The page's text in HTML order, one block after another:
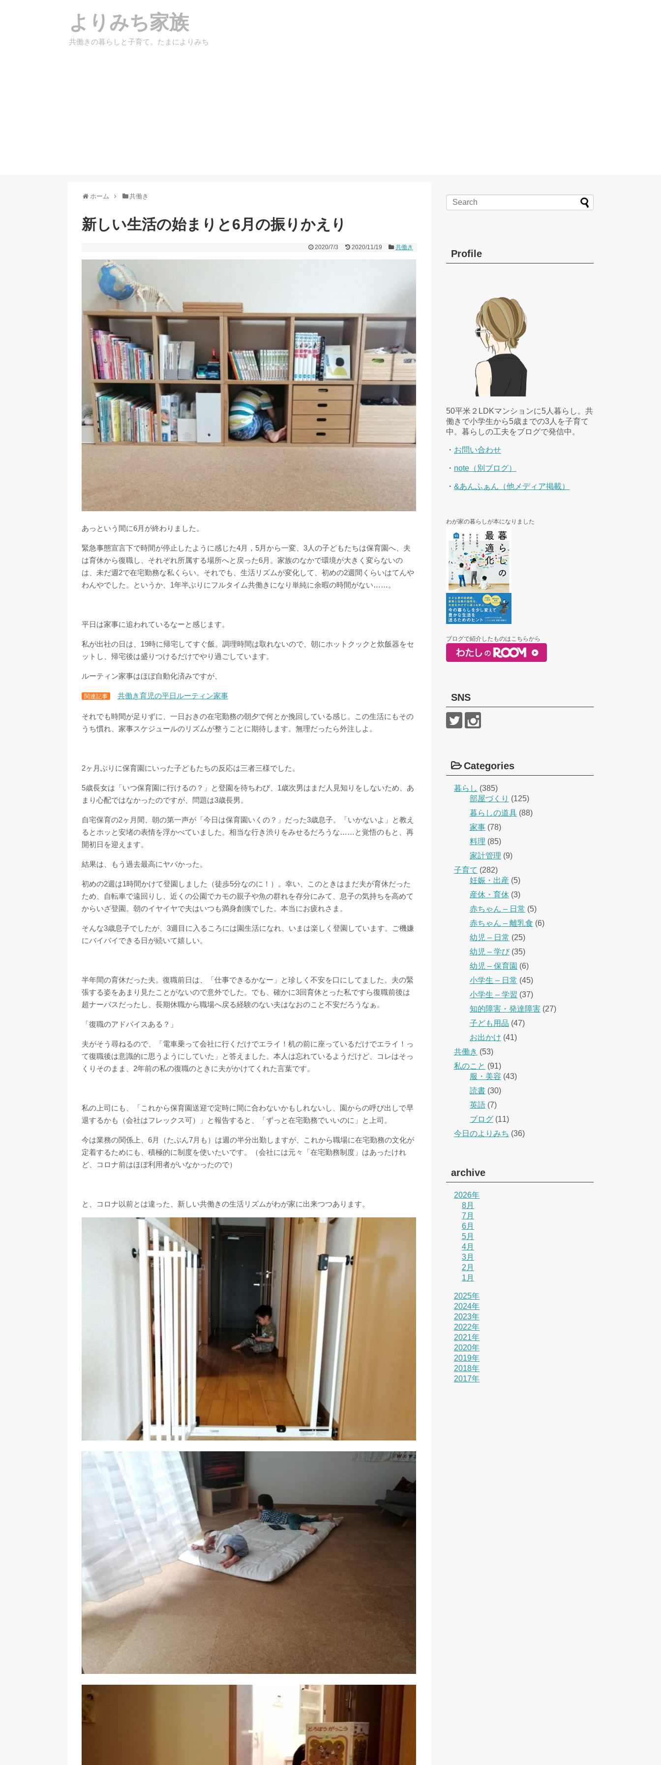
よりみち家族
共働きの暮らしと子育て。たまによりみち
ホーム 共働き
新しい生活の始まりと6月の振りかえり
2020/7/3 2020/11/19 共働き
あっという間に6月が終わりました。
緊急事態宣言下で時間が停止したように感じた4月，5月から一変、3人の子どもたちは保育園へ、夫
は育休から復職し、それぞれ所属する場所へと戻った6月。家族のなかで環境が大きく変らないの
は、未だ週2で在宅勤務な私くらい。それでも、生活リズムが変化して、初めの2週間くらいはてんや
わんやでした。というか、1年半ぶりにフルタイム共働きになり単純に余暇の時間がない……。
平日は家事に追われているなーと感じます。
私が出社の日は、19時に帰宅してすぐ飯。調理時間は取れないので、朝にホットクックと炊飯器をセ
ットし、帰宅後は盛りつけるだけでやり過ごしています。
ルーティン家事はほぼ自動化済みですが、
関連記事 共働き育児の平日ルーティン家事
それでも時間が足りずに、一日おきの在宅勤務の朝夕で何とか挽回している感じ。この生活にもその
うち慣れ、家事スケジュールのリズムが整うことに期待します。無理だったら外注しよ。
2ヶ月ぶりに保育園にいった子どもたちの反応は三者三様でした。
5歳長女は「いつ保育園に行けるの？」と登園を待ちわび、1歳次男はまだ人見知りをしないため、あ
まり心配ではなかったのですが、問題は3歳長男。
自宅保育の2ヶ月間、朝の第一声が「今日は保育園いくの？」だった3歳息子。「いかないよ」と教え
るとホッと安堵の表情を浮かべていました。相当な行き渋りをみせるだろうな……と覚悟のもと、再
開初日を迎えます。
結果は、もう過去最高にヤバかった。
初めの2週は1時間かけて登園しました（徒歩5分なのに！）。幸い、このときはまだ夫が育休だった
ため、自転車で遠回りし、近くの公園でカモの親子や魚の群れを存分にみて、息子の気持ちを高めて
からいざ登園。朝のイヤイヤで夫はいつも満身創痍でした。本当にお疲れさま。
そんな3歳息子でしたが、3週目に入るころには園生活になれ、いまは楽しく登園しています。ご機嫌
にバイバイできる日が続いて嬉しい。
半年間の育休だった夫。復職前日は、「仕事できるかなー」と珍しく不安を口にしてました。夫の緊
張する姿をあまり見たことがないので意外でした。でも、確かに3回育休とった私ですら復職前後は
超ナーバスだったし、長期休職から職場へ戻る経験のない夫はなおのこと不安だろうなぁ。
「復職のアドバイスある？」
夫がそう尋ねるので、「電車乗って会社に行くだけでエライ！机の前に座っているだけでエライ！っ
て復職後は意識的に思うようにしていた」と答えました。本人は忘れているようだけど、コレはそっ
くりそのまま、2年前の私の復職のときに夫がかけてくれた言葉です。
私の上司にも、「これから保育園送迎で定時に間に合わないかもしれないし、園からの呼び出しで早
退するかも（会社はフレックス可）」と報告すると、「ずっと在宅勤務でいいのに」と上司。
今は業務の関係上、6月（たぶん7月も）は週の半分出勤しますが、これから職場に在宅勤務の文化が
定着するためにも、積極的に制度を使いたいです。（会社には元々「在宅勤務制度」はあったけれ
ど、コロナ前はほぼ利用者がいなかったので）
と、コロナ以前とは違った、新しい共働きの生活リズムがわが家に出来つつあります。
Profile
50平米２LDKマンションに5人暮らし。共
働きで小学生から5歳までの3人を子育て
中。暮らしの工夫をブログで発信中。
・ お問い合わせ
・ note（別ブログ）
・ &あんふぁん（他メディア掲載）
わが家の暮らしが本になりました
ブログで紹介したものはこちらから
SNS
Categories
暮らし (385)
部屋づくり (125)
暮らしの道具 (88)
家事 (78)
料理 (85)
家計管理 (9)
子育て (282)
妊娠・出産 (5)
産休・育休 (3)
赤ちゃん – 日常 (5)
赤ちゃん – 離乳食 (6)
幼児 – 日常 (25)
幼児 – 学び(35)
幼児 – 保育園 (6)
小学生 – 日常 (45)
小学生 – 学習 (37)
知的障害・発達障害 (27)
子ども用品 (47)
お出かけ (41)
共働き (53)
私のこと (91)
服・美容 (43)
読書 (30)
英語 (7)
ブログ (11)
今日のよりみち (36)
archive
2026年
8月
7月
6月
5月
4月
3月
2月
1月
2025年
2024年
2023年
2022年
2021年
2020年
2019年
2018年
2017年